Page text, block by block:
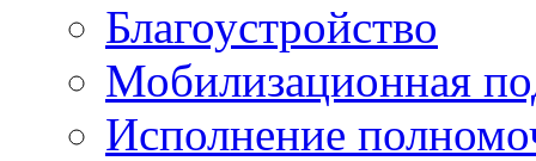
Благоустройство
Мобилизационная
Исполнение